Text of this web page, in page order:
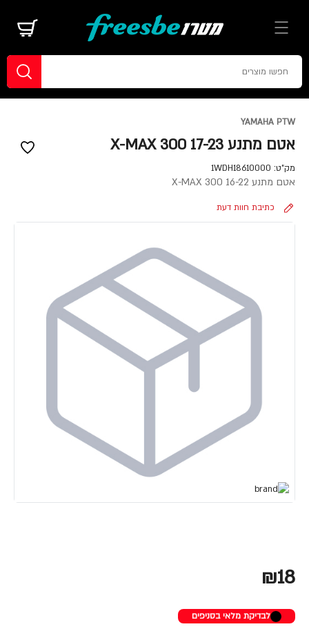
YAMAHA PTW
אטם מתנע 17-23 X-MAX 300
מק"ט: 1WDH18610000
אטם מתנע X-MAX 300 16-22
כתיבת חוות דעת
₪18
לבדיקת מלאי בסניפים